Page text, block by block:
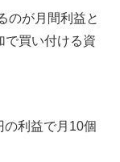
のが月間利益と
で買い付ける資
利益で月10個